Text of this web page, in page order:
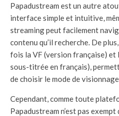
Papadustream est un autre
interface simple et intuitive,
streaming peut facilement
contenu qu’il recherche. De
fois la VF (version française)
sous-titrée en français),
de choisir le mode de
Cependant, comme toute
Papadustream n’est pas exempt